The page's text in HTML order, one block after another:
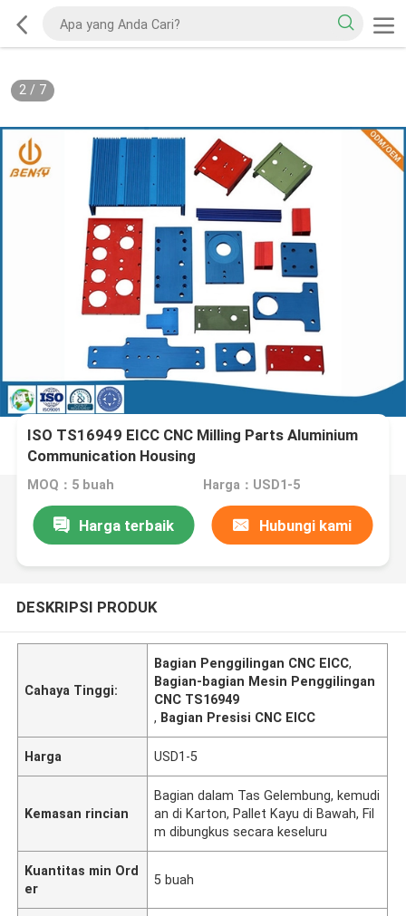
2/ 7
ISO TS16949 EICC CNC Milling Parts Aluminium
Communication Housing
MOQ：5 buah Harga：USD1-5
Harga terbaik Hubungi kami
DESKRIPSI PRODUK
Cahaya Tinggi:
Bagian Penggilingan CNC EICC,
Bagian-bagian Mesin Penggilingan
CNC TS16949
, Bagian Presisi CNC EICC
Harga USD1-5
Kemasan rincian
Bagian dalam Tas Gelembung, kemudi
an di Karton, Pallet Kayu di Bawah, Fil
m dibungkus secara keseluru
Kuantitas min Ord
er
5 buah